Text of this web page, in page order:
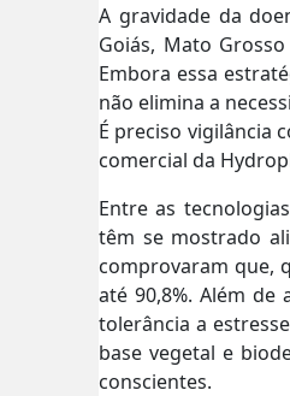
A gravidade da
Goiás, Mato
Embora essa
não elimina a
É preciso vigilância
comercial da
Entre as
têm se mostrado
comprovaram que,
até 90,8%. Além
tolerância a
base vegetal e
conscientes.